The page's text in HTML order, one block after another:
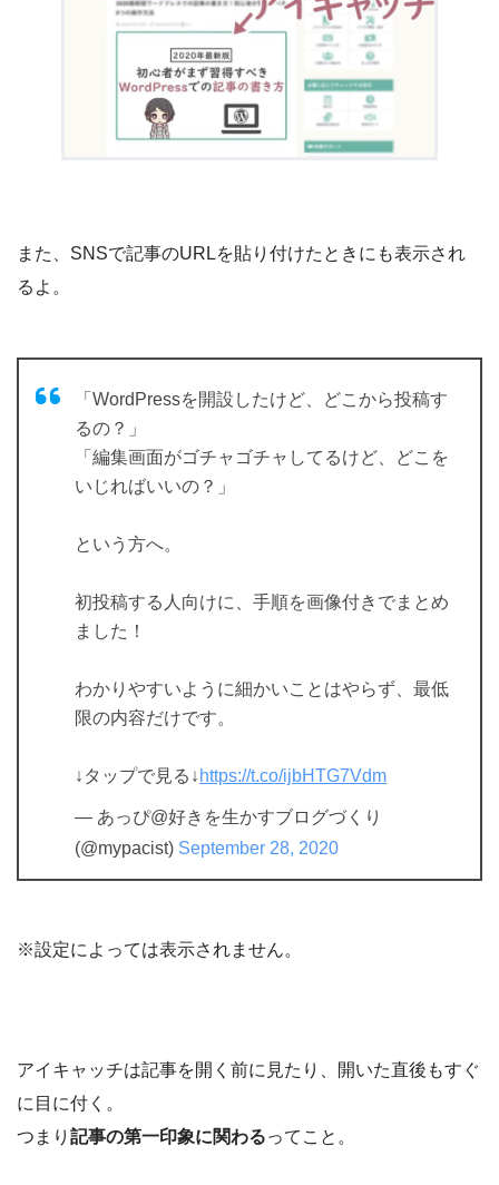
また、SNSで記事のURLを貼り付けたときにも表示され
るよ。
「WordPressを開設したけど、どこから投稿す
るの？」
「編集画面がゴチャゴチャしてるけど、どこを
いじればいいの？」
という方へ。
初投稿する人向けに、手順を画像付きでまとめ
ました！
わかりやすいように細かいことはやらず、最低
限の内容だけです。
↓タップで見る↓ https://t.co/ijbHTG7Vdm
— あっぴ@好きを生かすブログづくり
(@mypacist) September 28, 2020
※設定によっては表示されません。
アイキャッチは記事を開く前に見たり、開いた直後もすぐ
に目に付く。
つまり 記事の第一印象に関わるってこと。